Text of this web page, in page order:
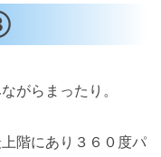
がらまったり。
階にあり３６０度パ